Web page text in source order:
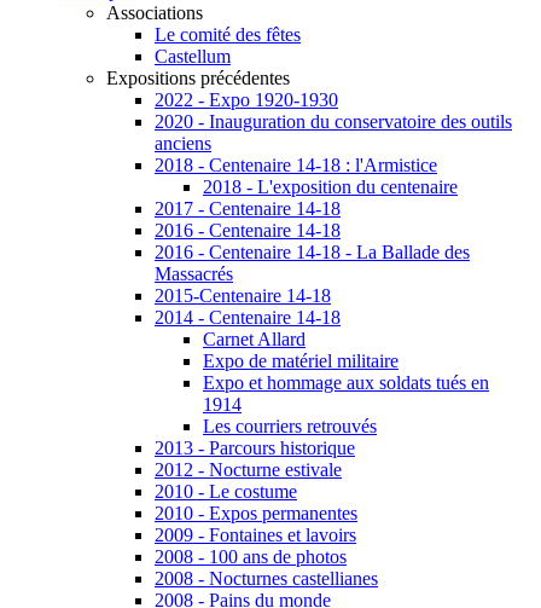
Associations
Le comité des fêtes
Castellum
Expositions précédentes
2022 - Expo 1920-1930
2020 - Inauguration du conservatoire des outils
anciens
2018 - Centenaire 14-18 : l'Armistice
2018 - L'exposition du centenaire
2017 - Centenaire 14-18
2016 - Centenaire 14-18
2016 - Centenaire 14-18 - La Ballade des
Massacrés
2015-Centenaire 14-18
2014 - Centenaire 14-18
Carnet Allard
Expo de matériel militaire
Expo et hommage aux soldats tués en
1914
Les courriers retrouvés
2013 - Parcours historique
2012 - Nocturne estivale
2010 - Le costume
2010 - Expos permanentes
2009 - Fontaines et lavoirs
2008 - 100 ans de photos
2008 - Nocturnes castellianes
2008 - Pains du monde